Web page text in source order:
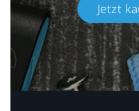
Jetzt